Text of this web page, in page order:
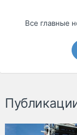
Все главные